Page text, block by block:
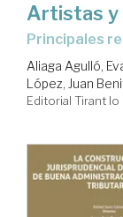
Artistas y
principales
Aliaga Agulló,
López, Juan
Editorial Tirant lo